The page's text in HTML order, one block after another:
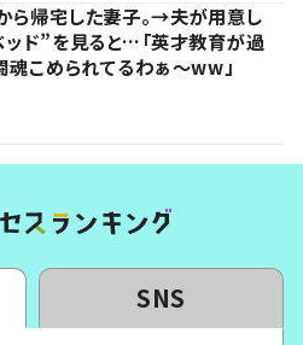
ら帰宅した妻子。→夫が用意し
ド”を見ると…「英才教育が過
魂こめられてるわぁ～ww」
SNS